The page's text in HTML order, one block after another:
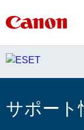
サポー